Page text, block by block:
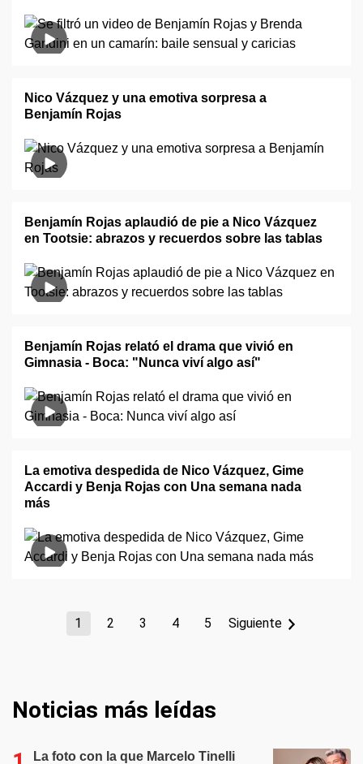
Nico Vázquez y una emotiva sorpresa a
Benjamín Rojas
Benjamín Rojas aplaudió de pie a Nico Vázquez
en Tootsie: abrazos y recuerdos sobre las tablas
Benjamín Rojas relató el drama que vivió en
Gimnasia - Boca: "Nunca viví algo así"
La emotiva despedida de Nico Vázquez, Gime
Accardi y Benja Rojas con Una semana nada
más
1 2 3 4 5 Siguiente
Noticias más leídas
La foto con la que Marcelo Tinelli